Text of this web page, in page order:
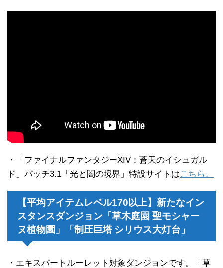
・「ファイナルファンタジーXIV：蒼天のイシュガル
ド」パッチ3.1「光と闇の境界」特設サイトはこちら。
【平均アイテムレベル170以上】新たなイン
スタンスダンジョン「草木庭園 聖モシャー
ヌ植物園」「制圧巨塔 シリウス大灯台」
・エキスパートルーレット対象ダンジョンです。「草